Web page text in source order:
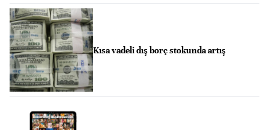
Kısa vadeli dış borç stokunda artış